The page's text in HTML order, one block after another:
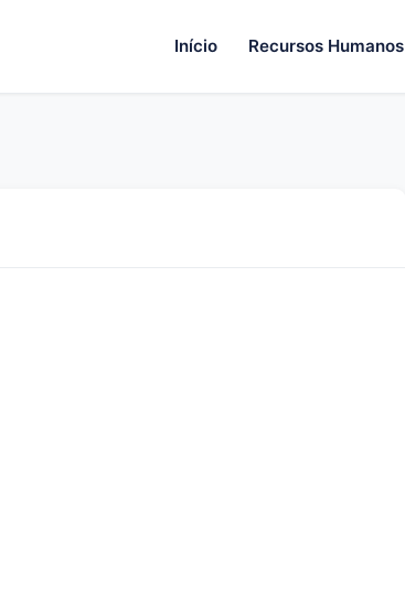
Início Recursos Humanos